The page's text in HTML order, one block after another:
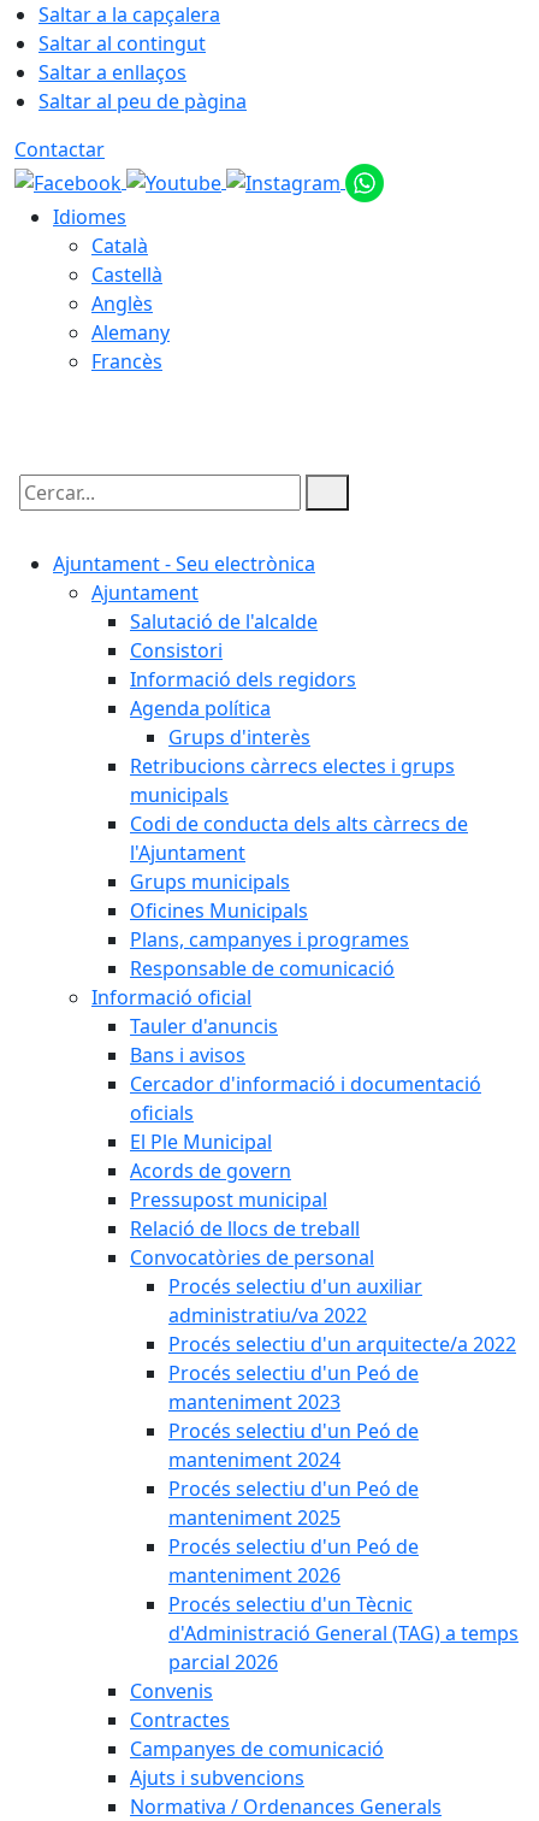
Saltar a la capçalera
Saltar al contingut
Saltar a enllaços
Saltar al peu de pàgina
Contactar
Idiomes
Català
Castellà
Anglès
Alemany
Francès
Cercar:
Ajuntament - Seu electrònica
Ajuntament
Salutació de l'alcalde
Consistori
Informació dels regidors
Agenda política
Grups d'interès
Retribucions càrrecs electes i grups
municipals
Codi de conducta dels alts càrrecs de
l'Ajuntament
Grups municipals
Oficines Municipals
Plans, campanyes i programes
Responsable de comunicació
Informació oficial
Tauler d'anuncis
Bans i avisos
Cercador d'informació i documentació
oficials
El Ple Municipal
Acords de govern
Pressupost municipal
Relació de llocs de treball
Convocatòries de personal
Procés selectiu d'un auxiliar
administratiu/va 2022
Procés selectiu d'un arquitecte/a 2022
Procés selectiu d'un Peó de
manteniment 2023
Procés selectiu d'un Peó de
manteniment 2024
Procés selectiu d'un Peó de
manteniment 2025
Procés selectiu d'un Peó de
manteniment 2026
Procés selectiu d'un Tècnic
d'Administració General (TAG) a temps
parcial 2026
Convenis
Contractes
Campanyes de comunicació
Ajuts i subvencions
Normativa / Ordenances Generals